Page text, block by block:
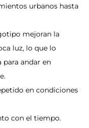
urbanos hasta
mejoran la
luz, lo que lo
andar en
en condiciones
con el tiempo.